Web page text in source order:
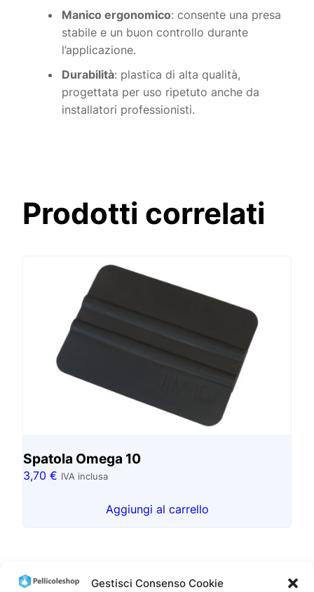
Gestisci Consenso Cookie
Manico ergonomico: consente una presa
stabile e un buon controllo durante
l’applicazione.
Durabilità: plastica di alta qualità,
progettata per uso ripetuto anche da
installatori professionisti.
Prodotti correlati
Spatola Omega 10
3,70 € IVA inclusa
Aggiungi al carrello